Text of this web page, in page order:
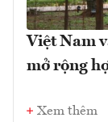
Việt Nam
mở rộng
Xem thêm